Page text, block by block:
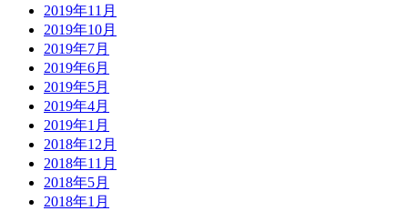
2019年11月
2019年10月
2019年7月
2019年6月
2019年5月
2019年4月
2019年1月
2018年12月
2018年11月
2018年5月
2018年1月